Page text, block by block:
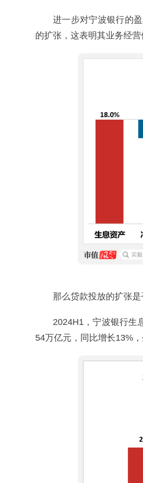
进一步对宁波银行的
的扩张，这表明其业务经
那么贷款投放的扩张
2024H1，宁波银行生
54万亿元，同比增长13%